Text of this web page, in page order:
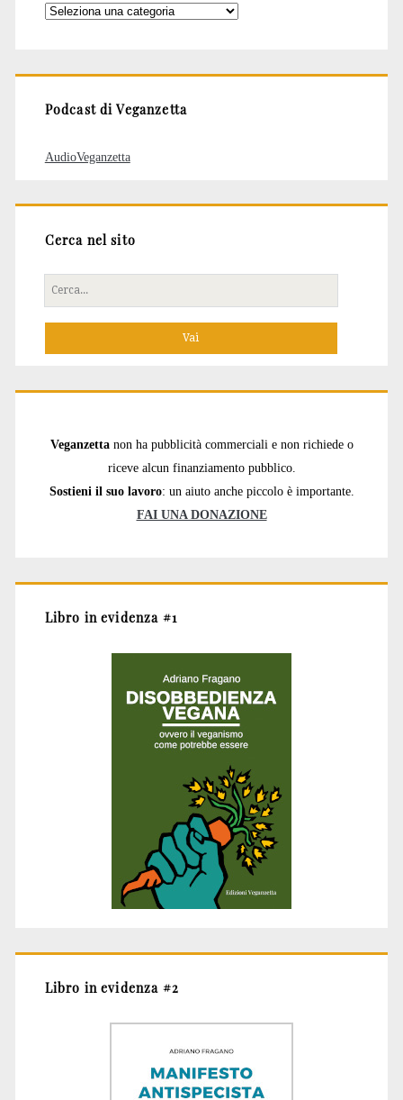
Categorie
Podcast di Veganzetta
AudioVeganzetta
Cerca nel sito
Cerca
per:
Veganzetta non ha pubblicità commerciali e non richiede o
riceve alcun finanziamento pubblico.
Sostieni il suo lavoro: un aiuto anche piccolo è importante.
FAI UNA DONAZIONE
Libro in evidenza #1
Libro in evidenza #2